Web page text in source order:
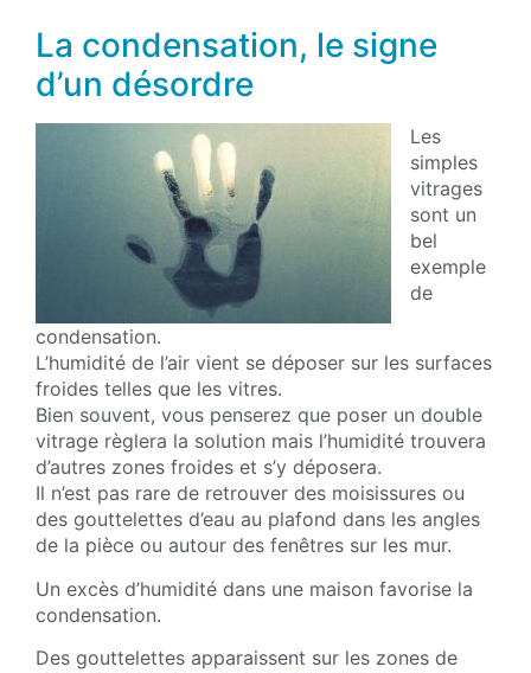
La condensation, le signe
d’un désordre
Les
simples
vitrages
sont un
bel
exemple
de
condensation.
L’humidité de l’air vient se déposer sur les surfaces
froides telles que les vitres.
Bien souvent, vous penserez que poser un double
vitrage règlera la solution mais l’humidité trouvera
d’autres zones froides et s’y déposera.
Il n’est pas rare de retrouver des moisissures ou
des gouttelettes d’eau au plafond dans les angles
de la pièce ou autour des fenêtres sur les mur.
Un excès d’humidité dans une maison favorise la
condensation.
Des gouttelettes apparaissent sur les zones de